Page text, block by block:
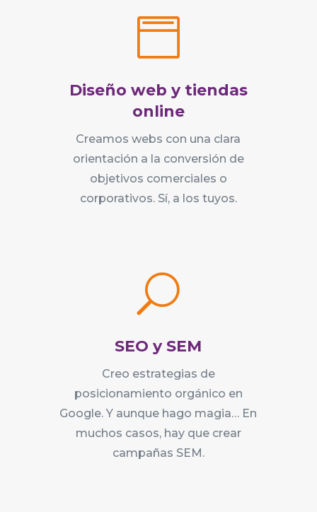

Diseño web y tiendas
online
Creamos webs con una clara
orientación a la conversión de
objetivos comerciales o
corporativos. Sí, a los tuyos.
U
SEO y SEM
Creo estrategias de
posicionamiento orgánico en
Google. Y aunque hago magia… En
muchos casos, hay que crear
campañas SEM.